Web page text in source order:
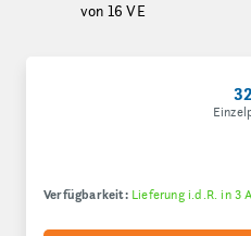
von 16 VE
Verfügbarkeit: Lieferung i.d.R. in 3